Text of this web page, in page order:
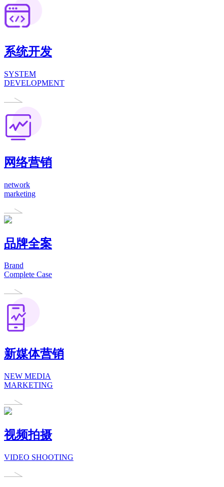
系统开发
SYSTEM
DEVELOPMENT
网络营销
network
marketing
品牌全案
Brand
Complete Case
新媒体营销
NEW MEDIA
MARKETING
视频拍摄
VIDEO SHOOTING